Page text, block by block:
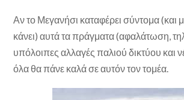
Αν το Μεγανήσι καταφέρει σύντομα (και
κάνει) αυτά τα πράγματα (αφαλάτωση,
υπόλοιπες αλλαγές παλιού δικτύου και
όλα θα πάνε καλά σε αυτόν τον τομέα.